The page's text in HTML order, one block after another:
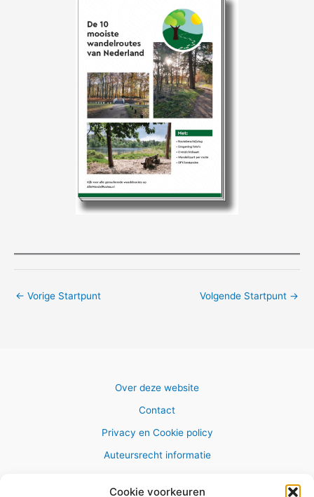
Cookie voorkeuren
← Vorige Startpunt Volgende Startpunt →
Over deze website
Contact
Privacy en Cookie policy
Auteursrecht informatie